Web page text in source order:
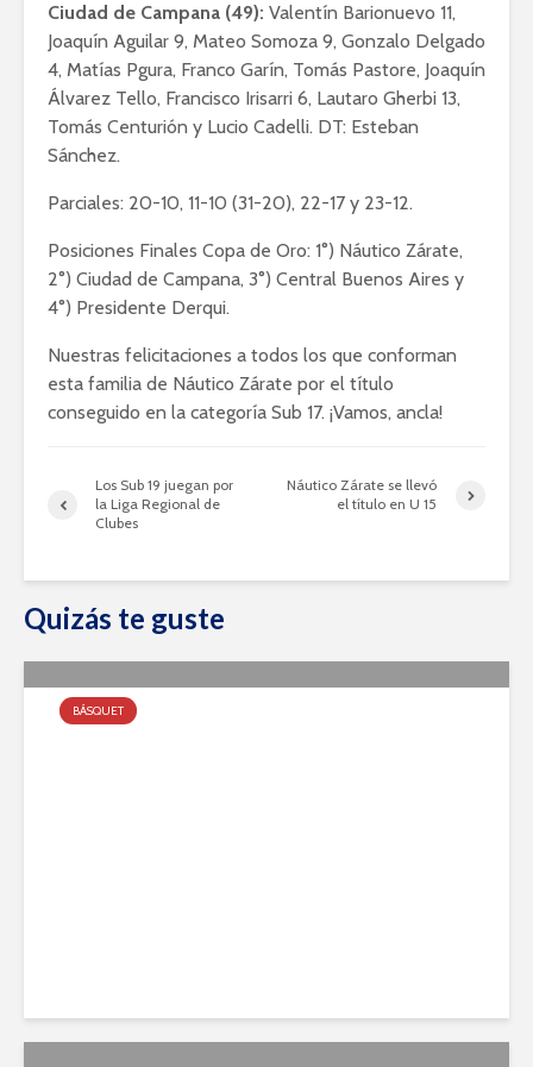
Ciudad de Campana (49): Valentín Barionuevo 11,
Joaquín Aguilar 9, Mateo Somoza 9, Gonzalo Delgado
4, Matías Pgura, Franco Garín, Tomás Pastore, Joaquín
Álvarez Tello, Francisco Irisarri 6, Lautaro Gherbi 13,
Tomás Centurión y Lucio Cadelli. DT: Esteban
Sánchez.
Parciales: 20-10, 11-10 (31-20), 22-17 y 23-12.
Posiciones Finales Copa de Oro: 1°) Náutico Zárate,
2°) Ciudad de Campana, 3°) Central Buenos Aires y
4°) Presidente Derqui.
Nuestras felicitaciones a todos los que conforman
esta familia de Náutico Zárate por el título
conseguido en la categoría Sub 17. ¡Vamos, ancla!
Los Sub 19 juegan por
la Liga Regional de
Clubes
Náutico Zárate se llevó
el título en U 15
Quizás te guste
BÁSQUET